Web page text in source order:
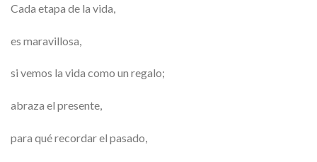
Cada etapa de la vida,
es maravillosa,
si vemos la vida como un regalo;
abraza el presente,
para qué recordar el pasado,